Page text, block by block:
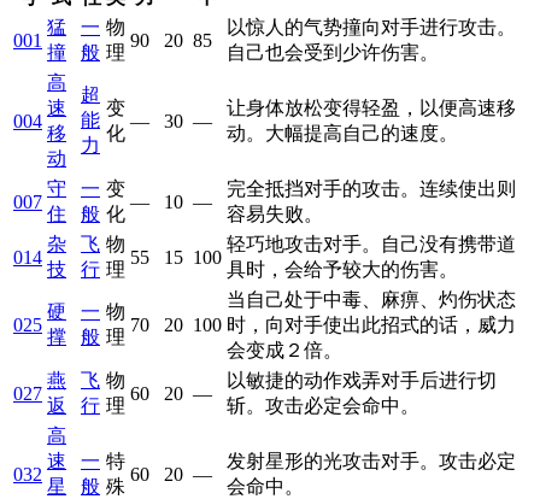
001
猛
撞
一
般
物
理
90 20 85
以惊人的气势撞向对手进行攻击。
自己也会受到少许伤害。
004
高
速
移
动
超
能
力
变
化
— 30 —
让身体放松变得轻盈，以便高速移
动。大幅提高自己的速度。
007
守
住
一
般
变
化
— 10 —
完全抵挡对手的攻击。连续使出则
容易失败。
014
杂
技
飞
行
物
理
55 15 100
轻巧地攻击对手。自己没有携带道
具时，会给予较大的伤害。
025
硬
撑
一
般
物
理
70 20 100
当自己处于中毒、麻痹、灼伤状态
时，向对手使出此招式的话，威力
会变成２倍。
027
燕
返
飞
行
物
理
60 20 —
以敏捷的动作戏弄对手后进行切
斩。攻击必定会命中。
032
高
速
星
一
般
特
殊
60 20 —
发射星形的光攻击对手。攻击必定
会命中。